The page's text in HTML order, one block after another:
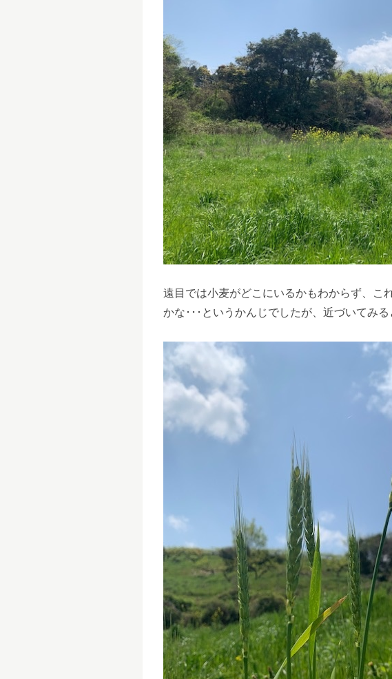
遠目では小麦がどこにいるかもわからず、こ
かな･･･というかんじでしたが、近づいてみ